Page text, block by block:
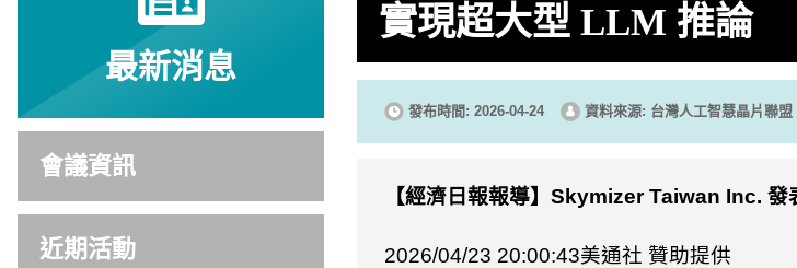
最新消息
會議資訊
近期活動
實現超大型 LLM 推論
發布時間: 2026-04-24 資料來源: 台灣人工智慧晶片聯盟
【經濟日報報導】 Skymizer Taiwan Inc. 發
2026/04/23 20:00:43美通社 贊助提供